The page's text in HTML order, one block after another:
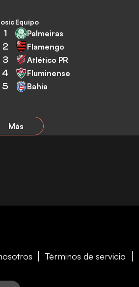
Equipo
1 Palmeiras
2 Flamengo
3 Atlético PR
4 Fluminense
5 Bahia
Más
Términos de servicio